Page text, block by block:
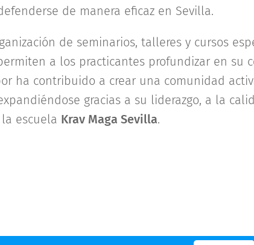
de manera eficaz en Sevilla.
de seminarios, talleres y cursos
a los practicantes profundizar en su
ha contribuido a crear una comunidad
gracias a su liderazgo, a la
escuela Krav Maga Sevilla.